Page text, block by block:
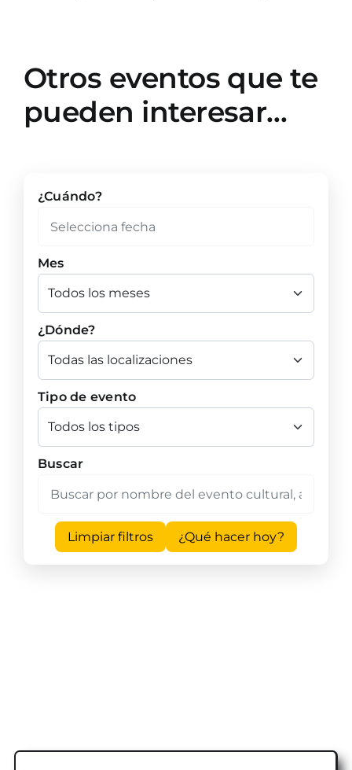
Otros eventos que te
pueden interesar…
¿Cuándo?
Mes
¿Dónde?
Tipo de evento
Buscar
Limpiar filtros ¿Qué hacer hoy?